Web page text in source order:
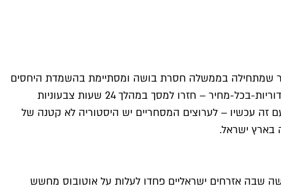
שמתחילה בממשלה חסרת בושה ומסתיימת בהשמדת היחסים
הבינלאומיים של ישראל, הטלוויזיה בחרה באסקפיזם."האח הגדול", "רוקדים עם כוכבים" ו"הזמר במסכה" – שלושת התכניות הכי בידוריות-בכל-מחיר – חזרו למסך במהלך 24 שעות צבעוניות
עכשיו – לערוצים המסחריים יש היסטוריה לא קטנה של
בארץ ישראל.
אקצה, תקופה מדממת וקשה שבה אזרחים ישראליים פחדו לעלות על אוטובוס מחשש